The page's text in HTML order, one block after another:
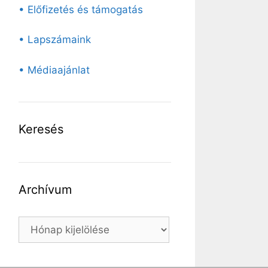
• Előfizetés és támogatás
• Lapszámaink
• Médiaajánlat
Keresés
Archívum
Archívum